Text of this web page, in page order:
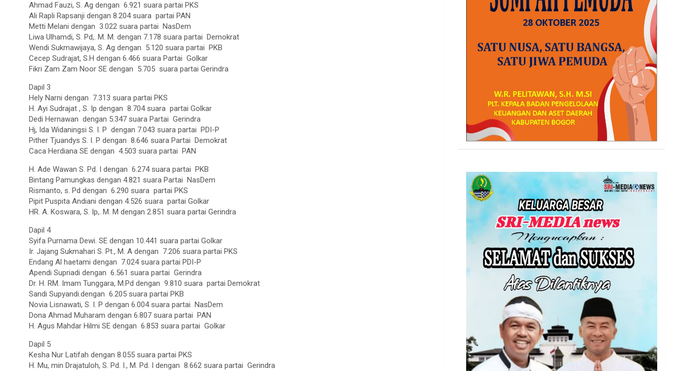
Ahmad Fauzi, S. Ag dengan 6.921 suara partai PKS
Ali Rapli Rapsanji dengan 8.204 suara partai PAN
Metti Melani dengan 3.022 suara partai NasDem
Liwa Ulhamdi, S. Pd,. M. M. dengan 7.178 suara partai Demokrat
Wendi Sukmawijaya, S. Ag dengan 5.120 suara partai PKB
Cecep Sudrajat, S.H dengan 6.466 suara Partai Golkar
Fikri Zam Zam Noor SE dengan 5.705 suara partai Gerindra
Dapil 3
Hely Narni dengan 7.313 suara partai PKS
H. Ayi Sudrajat , S. Ip dengan 8.704 suara partai Golkar
Dedi Hernawan dengan 5.347 suara Partai Gerindra
Hj, Ida Widaningsi S. I. P dengan 7.043 suara partai PDI-P
Pither Tjuandys S. I. P dengan 8.646 suara Partai Demokrat
Caca Herdiana SE dengan 4.503 suara partai PAN
H. Ade Wawan S. Pd. I dengan 6.274 suara partai PKB
Bintang Pamungkas dengan 4.821 suara Partai NasDem
Rismanto, s. Pd dengan 6.290 suara partai PKS
Pipit Puspita Andiani dengan 4.526 suara partai Golkar
HR. A. Koswara, S. Ip,. M. M dengan 2.851 suara partai Gerindra
Dapil 4
Syifa Purnama Dewi. SE dengan 10.441 suara partai Golkar
Ir. Jajang Sukmahari S. Pt., M. A dengan 7.206 suara partai PKS
Endang Al haetami dengan 7.024 suara partai PDI-P
Apendi Supriadi dengan 6.561 suara partai Gerindra
Dr. H. RM. Imam Tunggara, M.Pd dengan 9.810 suara partai Demokrat
Sandi Supyandi.dengan 6.205 suara partai PKB
Novia Lisnawati, S. I. P dengan 6.004 suara partai NasDem
Dona Ahmad Muharam dengan 6.807 suara partai PAN
H. Agus Mahdar Hilmi SE dengan 6.853 suara partai Golkar
Dapil 5
Kesha Nur Latifah dengan 8.055 suara partai PKS
H. Mu, min Drajatuloh, S. Pd. I., M. Pd. I dengan 8.662 suara partai Gerindra